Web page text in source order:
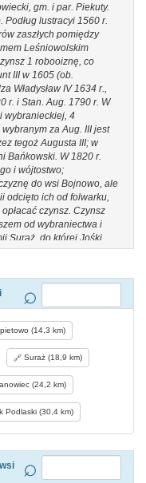
gm. i par. Piekuty.
Podług lustracyi 1560 r.
zaszłych pomiędzy
Leśniowolskim
1 robooiznę, co
III w 1605 (ob.
Władysław IV 1634 r.,
r. i Stan. Aug. 1790 r. W
wybranieckiej, 4
za Aug. III jest
tegoż Augusta III; w
Bańkowski. W 1820 r.
i wójtostwo;
do wsi Bojnowo, ale
odcięto ich od folwarku,
czynsz. Czynsz
od wybraniectwa i
Suraż, do której Jośki
korcy ozim., 82 jarzyny;
trzeciaka włościanom i
jeszcze 40 złp. tak
gdzie jej się
rz. kat.), 859 mr. rozl.
(14,3 km)
Suraż (18,9 km)
(24,2 km)
Podlaski (30,4 km)